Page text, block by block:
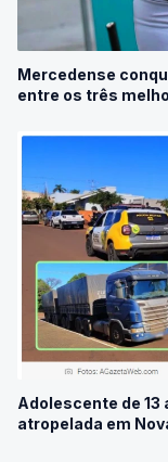
Mercedense
Adolescente de
atropelada em